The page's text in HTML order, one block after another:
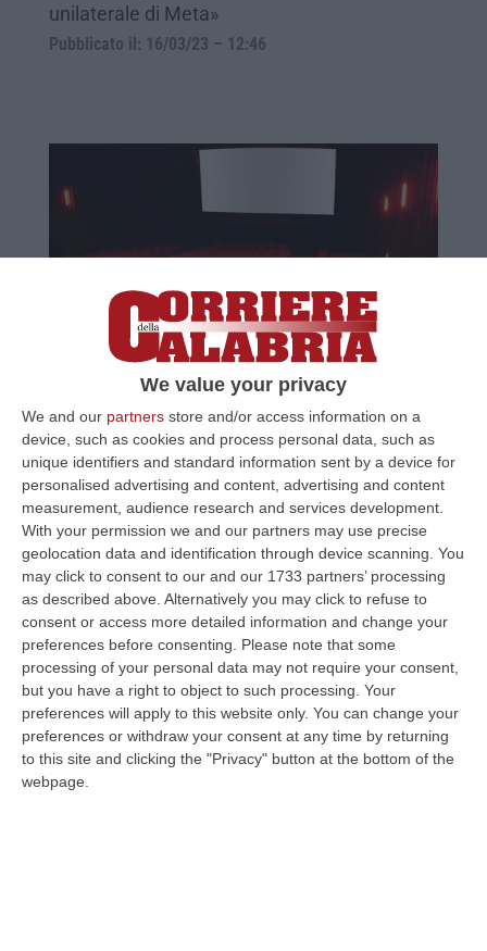
We value your privacy
We and our partners store and/or access information on a
device, such as cookies and process personal data, such as
unique identifiers and standard information sent by a device for
personalised advertising and content, advertising and content
measurement, audience research and services development.
With your permission we and our partners may use precise
geolocation data and identification through device scanning. You
may click to consent to our and our 1733 partners’ processing
as described above. Alternatively you may click to refuse to
consent or access more detailed information and change your
preferences before consenting. Please note that some
processing of your personal data may not require your consent,
but you have a right to object to such processing. Your
preferences will apply to this website only. You can change your
preferences or withdraw your consent at any time by returning
to this site and clicking the "Privacy" button at the bottom of the
webpage.
unilaterale di Meta»
Pubblicato il: 16/03/23 – 12:46
Offerta, spesa e numero degli spettatori
giù: la Calabria non è terra di spettacolo
La (preoccupante) “fotografia” della Siae:
nella nostra regione la media spettatori è 41
su 100, dato tra i più bassi d’Italia
Pubblicato il: 17/11/22 – 9:22